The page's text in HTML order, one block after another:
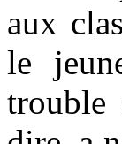
aux
le
trouble